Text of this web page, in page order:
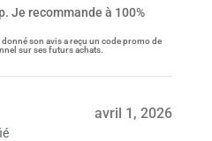
Je recommande à 100%
donné son avis a reçu un code promo de
sur ses futurs achats.
avril 1, 2026